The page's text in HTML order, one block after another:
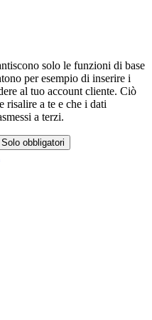
solo le funzioni di base
per esempio di inserire i
al tuo account cliente. Ciò
risalire a te e che i dati
a terzi.
Solo obbligatori